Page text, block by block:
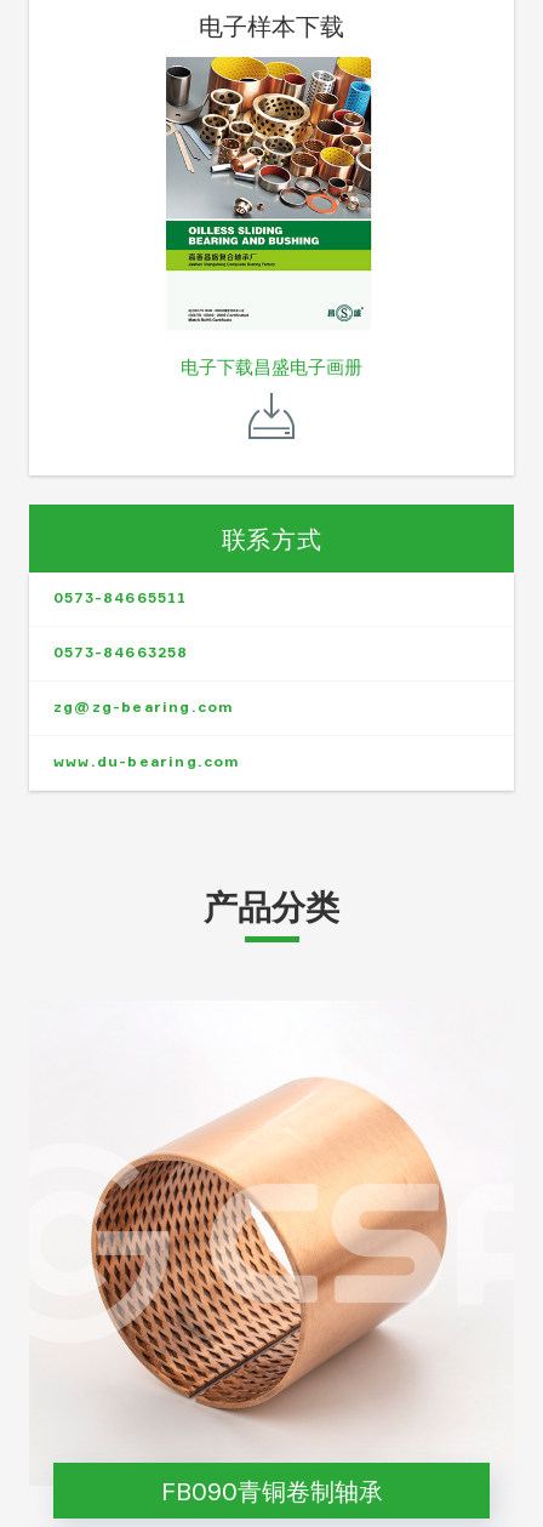
电子样本下载
电子下载昌盛电子画册
联系方式
0573-84665511
0573-84663258
zg@zg-bearing.com
www.du-bearing.com
产品分类
FB090青铜卷制轴承